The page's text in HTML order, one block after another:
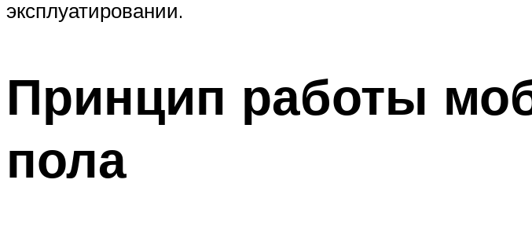
эксплуатировании.
Принцип работы
пола